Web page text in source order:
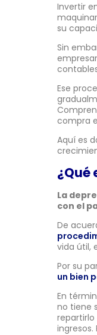
Invertir
su
Sin
Ese
compra
Aquí es
¿Qué
La
con el
De
vida útil,
Por su
un bien
En
no tiene
ingresos.